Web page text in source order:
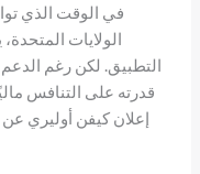
في الوقت الذي
الولايات
التطبيق. لكن رغم
قدرته على التنافس
إعلان كيفن أوليري